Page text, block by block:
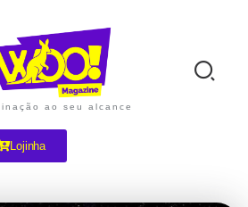
ao seu alcance
Lojinha